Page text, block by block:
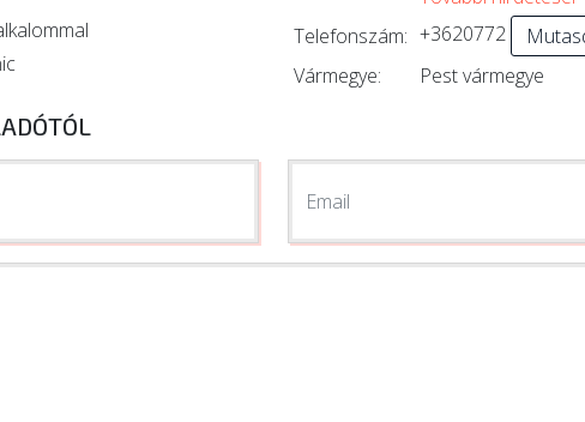
Telefonszám: +3620772
Vármegye:
Pest vármegye
Email